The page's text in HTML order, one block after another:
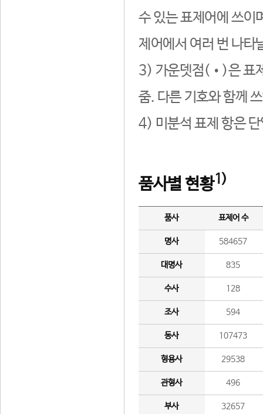
수 있는 표제어에 쓰이
제어에서 여러 번 나타
3) 가운뎃점(•)은 표
줌. 다른 기호와 함께
4) 미분석 표제 항은
품사별 현황1)
품사 표제어 수
명사 584657
대명사 835
수사 128
조사 594
동사 107473
형용사 29538
관형사 496
부사 32657